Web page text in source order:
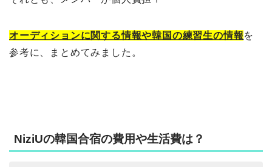
オーディションに関する情報や韓国の練習生の情報を
参考に、まとめてみました。
NiziUの韓国合宿の費用や生活費は？